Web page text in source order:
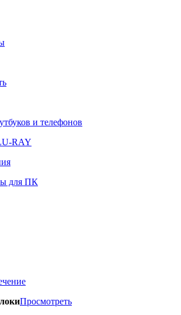
и телефонов
RAY
для ПК
Просмотреть